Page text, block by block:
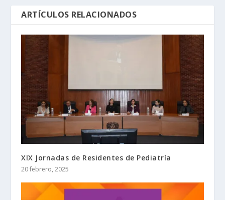
ARTÍCULOS RELACIONADOS
XIX Jornadas de Residentes de Pediatría
20 febrero, 2025